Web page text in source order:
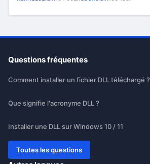
Questions fréquentes
Comment installer un fichier DLL téléchargé ?
Que signifie l'acronyme DLL ?
Installer une DLL sur Windows 10 / 11
Toutes les questions